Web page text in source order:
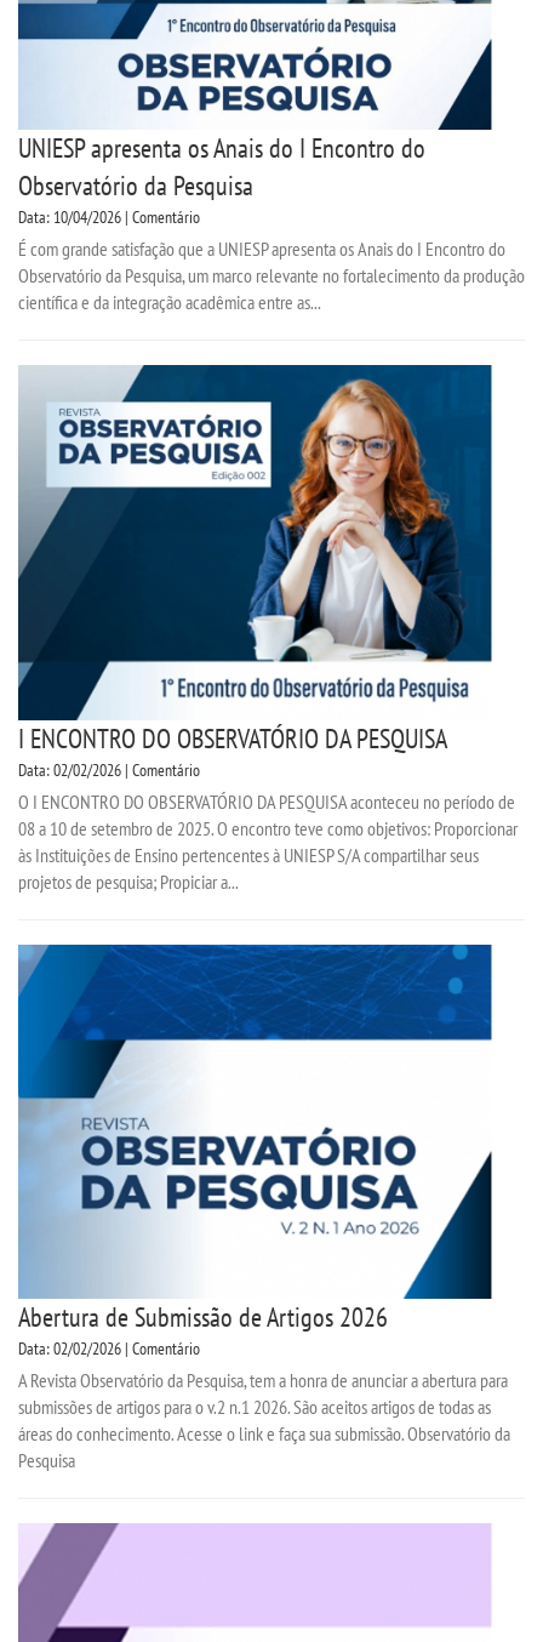
UNIESP apresenta os Anais do I Encontro do
Observatório da Pesquisa
Data: 10/04/2026 | Comentário
É com grande satisfação que a UNIESP apresenta os Anais do I Encontro do
Observatório da Pesquisa, um marco relevante no fortalecimento da produção
científica e da integração acadêmica entre as...
I ENCONTRO DO OBSERVATÓRIO DA PESQUISA
Data: 02/02/2026 | Comentário
O I ENCONTRO DO OBSERVATÓRIO DA PESQUISA aconteceu no período de
08 a 10 de setembro de 2025. O encontro teve como objetivos: Proporcionar
às Instituições de Ensino pertencentes à UNIESP S/A compartilhar seus
projetos de pesquisa; Propiciar a...
Abertura de Submissão de Artigos 2026
Data: 02/02/2026 | Comentário
A Revista Observatório da Pesquisa, tem a honra de anunciar a abertura para
submissões de artigos para o v.2 n.1 2026. São aceitos artigos de todas as
áreas do conhecimento. Acesse o link e faça sua submissão. Observatório da
Pesquisa